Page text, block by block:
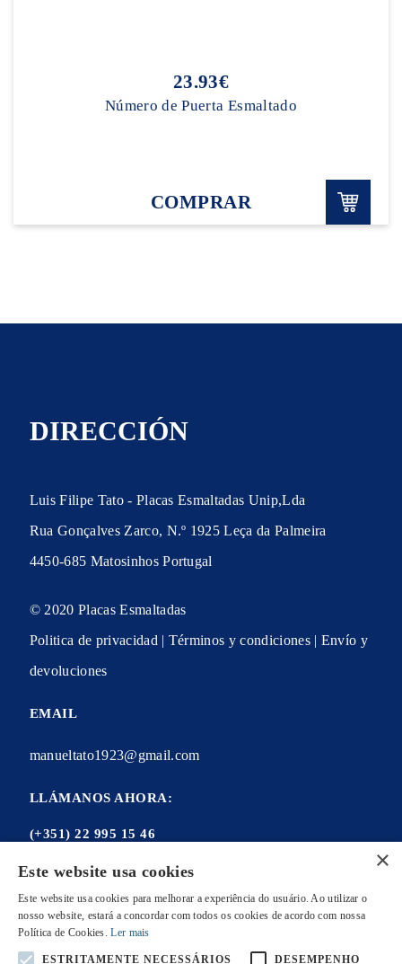
23.93€
Número de Puerta Esmaltado
COMPRAR
DIRECCIÓN
Luis Filipe Tato - Placas Esmaltadas Unip,Lda
Rua Gonçalves Zarco, N.º 1925 Leça da Palmeira
4450-685 Matosinhos Portugal
© 2020 Placas Esmaltadas
Politica de privacidad | Términos y condiciones | Envío y
devoluciones
EMAIL
manueltato1923@gmail.com
LLÁMANOS AHORA:
(+351) 22 995 15 46
Mi cuenta
Mis ordenes
×
Este website usa cookies
Este website usa cookies para melhorar a experiência do usuário. Ao utilizar o
nosso website, estará a concordar com todos os cookies de acordo com nossa
Política de Cookies.Ler mais
ESTRITAMENTE NECESSÁRIOS DESEMPENHO